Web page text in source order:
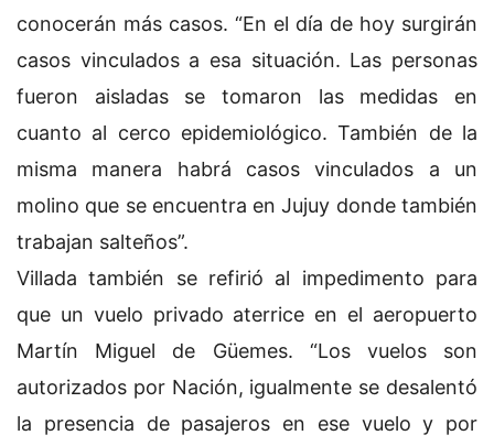
conocerán más casos. “En el día de hoy surgirán
casos vinculados a esa situación. Las personas
fueron aisladas se tomaron las medidas en
cuanto al cerco epidemiológico. También de la
misma manera habrá casos vinculados a un
molino que se encuentra en Jujuy donde también
trabajan salteños”.
Villada también se refirió al impedimento para
que un vuelo privado aterrice en el aeropuerto
Martín Miguel de Güemes. “Los vuelos son
autorizados por Nación, igualmente se desalentó
la presencia de pasajeros en ese vuelo y por